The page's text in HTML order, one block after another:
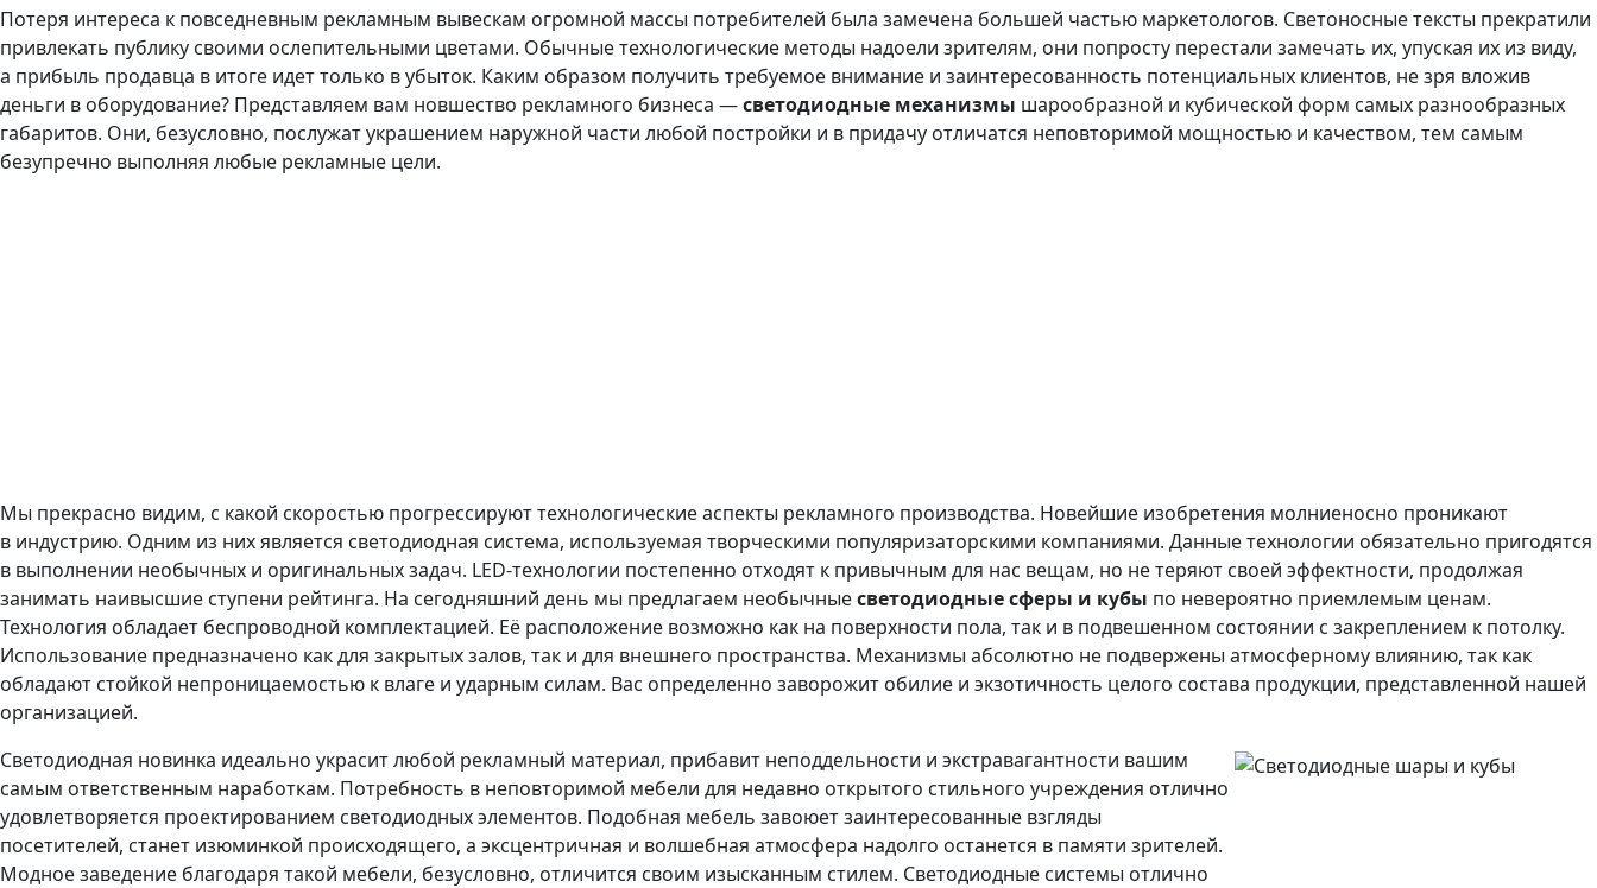
Потеря интереса к повседневным рекламным вывескам огромной массы потребителей была замечена большей частью маркетологов. Светоносные тексты прекратили
привлекать публику своими ослепительными цветами. Обычные технологические методы надоели зрителям, они попросту перестали замечать их, упуская их из виду,
а прибыль продавца в итоге идет только в убыток. Каким образом получить требуемое внимание и заинтересованность потенциальных клиентов, не зря вложив
деньги в оборудование? Представляем вам новшество рекламного бизнеса —светодиодные механизмы шарообразной и кубической форм самых разнообразных
габаритов. Они, безусловно, послужат украшением наружной части любой постройки и в придачу отличатся неповторимой мощностью и качеством, тем самым
безупречно выполняя любые рекламные цели.
Мы прекрасно видим, с какой скоростью прогрессируют технологические аспекты рекламного производства. Новейшие изобретения молниеносно проникают
в индустрию. Одним из них является светодиодная система, используемая творческими популяризаторскими компаниями. Данные технологии обязательно пригодятся
в выполнении необычных и оригинальных задач. LED-технологии постепенно отходят к привычным для нас вещам, но не теряют своей эффектности, продолжая
занимать наивысшие ступени рейтинга. На сегодняшний день мы предлагаем необычныесветодиодные сферы и кубы по невероятно приемлемым ценам.
Технология обладает беспроводной комплектацией. Её расположение возможно как на поверхности пола, так и в подвешенном состоянии с закреплением к потолку.
Использование предназначено как для закрытых залов, так и для внешнего пространства. Механизмы абсолютно не подвержены атмосферному влиянию, так как
обладают стойкой непроницаемостью к влаге и ударным силам. Вас определенно заворожит обилие и экзотичность целого состава продукции, представленной нашей
организацией.
Светодиодная новинка идеально украсит любой рекламный материал, прибавит неподдельности и экстравагантности вашим
самым ответственным наработкам. Потребность в неповторимой мебели для недавно открытого стильного учреждения отлично
удовлетворяется проектированием светодиодных элементов. Подобная мебель завоюет заинтересованные взгляды
посетителей, станет изюминкой происходящего, а эксцентричная и волшебная атмосфера надолго останется в памяти зрителей.
Модное заведение благодаря такой мебели, безусловно, отличится своим изысканным стилем. Светодиодные системы отлично